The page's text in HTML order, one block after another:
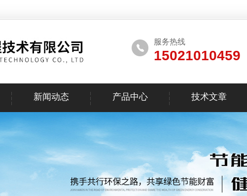
服务热线
15021010459
新闻动态 产品中心 技术文章